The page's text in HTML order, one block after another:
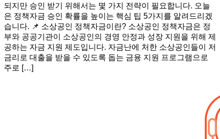
되지만 승인 받기 위해서는 몇 가지 전략이 필요합니다. 오늘
은 정책자금 승인 확률을 높이는 핵심 팁 5가지를 알려드리겠
습니다. 📌 소상공인 정책자금이란? 소상공인 정책자금은 정
부와 공공기관이 소상공인의 경영 안정과 성장 지원을 위해 제
공하는 자금 지원 제도입니다. 자금난에 처한 소상공인들이 저
금리로 대출을 받을 수 있도록 돕는 금융 지원 프로그램으로
주로 […]